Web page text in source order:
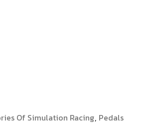
Of Simulation Racing, Pedals